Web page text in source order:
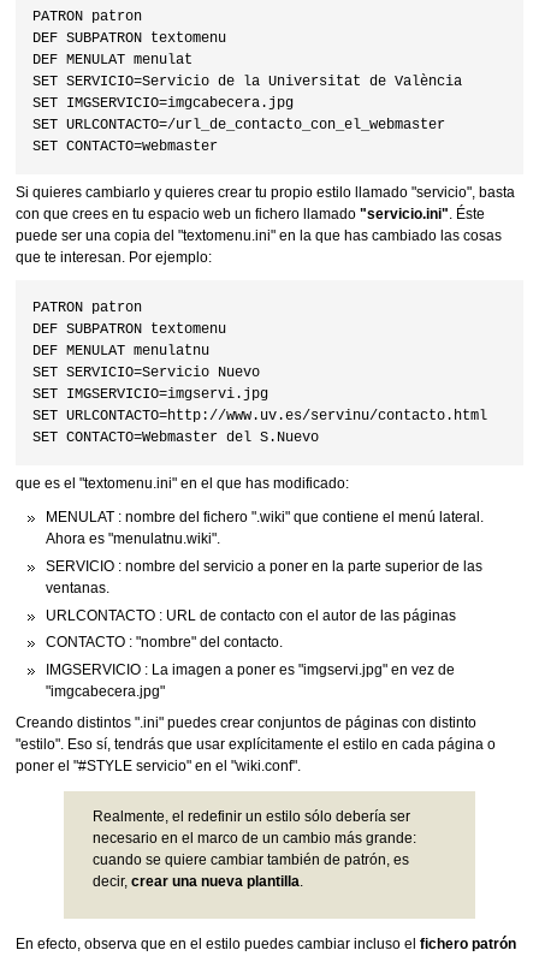
PATRON patron
DEF SUBPATRON textomenu
DEF MENULAT menulat
SET SERVICIO=Servicio de la Universitat de València
SET IMGSERVICIO=imgcabecera.jpg
SET URLCONTACTO=/url_de_contacto_con_el_webmaster
Si quieres cambiarlo y quieres crear tu propio estilo llamado "servicio", basta
con que crees en tu espacio web un fichero llamado "servicio.ini". Éste
puede ser una copia del "textomenu.ini" en la que has cambiado las cosas
que te interesan. Por ejemplo:
PATRON patron
DEF SUBPATRON textomenu
DEF MENULAT menulatnu
SET SERVICIO=Servicio Nuevo
SET IMGSERVICIO=imgservi.jpg
SET URLCONTACTO=http://www.uv.es/servinu/contacto.html
que es el "textomenu.ini" en el que has modificado:
MENULAT : nombre del fichero ".wiki" que contiene el menú lateral.
Ahora es "menulatnu.wiki".
SERVICIO : nombre del servicio a poner en la parte superior de las
ventanas.
URLCONTACTO : URL de contacto con el autor de las páginas
CONTACTO : "nombre" del contacto.
IMGSERVICIO : La imagen a poner es "imgservi.jpg" en vez de
"imgcabecera.jpg"
Creando distintos ".ini" puedes crear conjuntos de páginas con distinto
"estilo". Eso sí, tendrás que usar explícitamente el estilo en cada página o
poner el "#STYLE servicio" en el "wiki.conf".
Realmente, el redefinir un estilo sólo debería ser
necesario en el marco de un cambio más grande:
cuando se quiere cambiar también de patrón, es
decir, crear una nueva plantilla.
En efecto, observa que en el estilo puedes cambiar incluso el fichero patrón